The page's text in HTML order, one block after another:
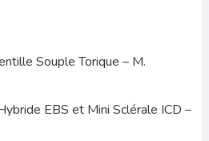
Souple Torique – M.
EBS et Mini Sclérale ICD –